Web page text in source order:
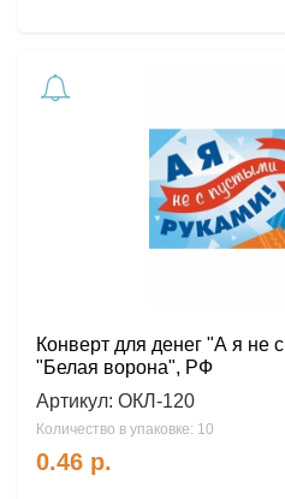
Конверт для денег "А я
"Белая ворона", РФ
Артикул: ОКЛ-120
Количество в упаковке: 10
0.46 р.